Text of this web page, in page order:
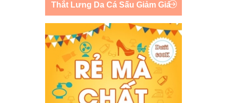
Thắt Lưng Da Cá Sấu Giảm Giá